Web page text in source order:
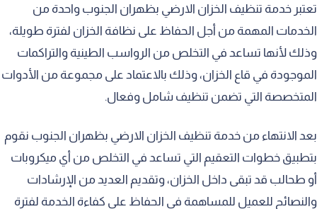
تعتبر خدمة تنظيف الخزان الارضي بظهران الجنوب واحدة من
الخدمات المهمة من أجل الحفاظ على نظافة الخزان لفترة طويلة،
وذلك لأنها تساعد في التخلص من الرواسب الطينية والتراكمات
الموجودة في قاع الخزان، وذلك بالاعتماد على مجموعة من الأدوات
المتخصصة التي تضمن تنظيف شامل وفعال.
بعد الانتهاء من خدمة تنظيف الخزان الارضي بظهران الجنوب نقوم
بتطبيق خطوات التعقيم التي تساعد في التخلص من أي ميكروبات
أو طحالب قد تبقى داخل الخزان، وتقديم العديد من الإرشادات
والنصائح للعميل للمساهمة في الحفاظ على كفاءة الخدمة لفترة